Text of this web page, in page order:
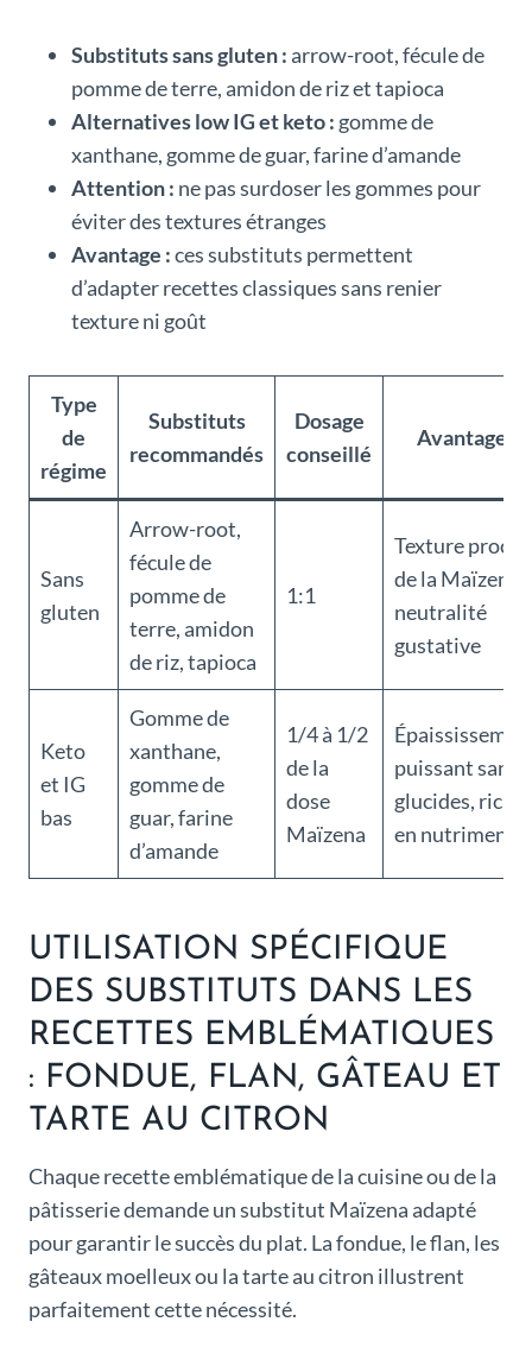
Substituts sans gluten :arrow-root, fécule de
pomme de terre, amidon de riz et tapioca
Alternatives low IG et keto : gomme de
xanthane, gomme de guar, farine d’amande
Attention : ne pas surdoser les gommes pour
éviter des textures étranges
Avantage :ces substituts permettent
d’adapter recettes classiques sans renier
texture ni goût
Type
de
régime
Substituts
recommandés
Dosage
conseillé
Avantages
Sans
gluten
Arrow-root,
fécule de
pomme de
terre, amidon
de riz, tapioca
1:1
Texture proche
de la Maïzena,
neutralité
gustative
Keto
et IG
bas
Gomme de
xanthane,
gomme de
guar, farine
d’amande
1/4 à 1/2
de la
dose
Maïzena
puissant sans
glucides, riche
en nutriments
UTILISATION SPÉCIFIQUE
DES SUBSTITUTS DANS LES
RECETTES EMBLÉMATIQUES
: FONDUE, FLAN, GÂTEAU ET
TARTE AU CITRON
Chaque recette emblématique de la cuisine ou de la
pâtisserie demande un substitut Maïzena adapté
pour garantir le succès du plat. La fondue, le flan, les
gâteaux moelleux ou la tarte au citron illustrent
parfaitement cette nécessité.